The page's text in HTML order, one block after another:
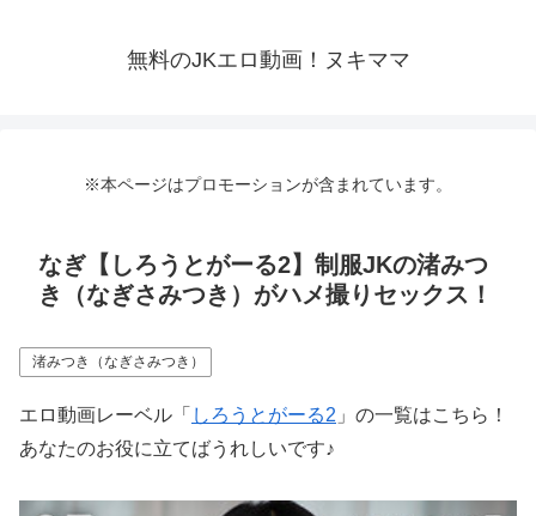
無料のJKエロ動画！ヌキママ
※本ページはプロモーションが含まれています。
なぎ【しろうとがーる2】制服JKの渚みつ
き（なぎさみつき）がハメ撮りセックス！
渚みつき（なぎさみつき）
エロ動画レーベル「 しろうとがーる2 」の一覧はこちら！
あなたのお役に立てばうれしいです♪